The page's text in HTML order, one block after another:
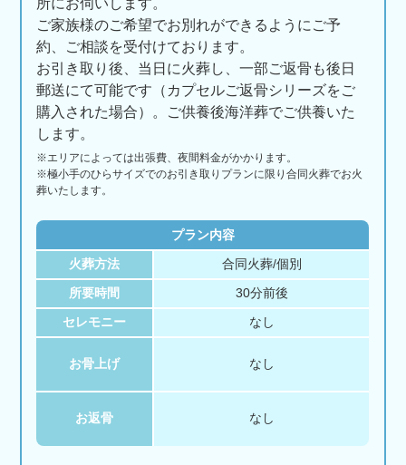
ご家族様のご希望でお別れができるようにご予
約、ご相談を受付けております。
お引き取り後、当日に火葬し、一部ご返骨も後日
郵送にて可能です（カプセルご返骨シリーズをご
購入された場合）。ご供養後海洋葬でご供養いた
します。
※エリアによっては出張費、夜間料金がかかります。
※極小手のひらサイズでのお引き取りプランに限り合同火葬でお火
葬いたします。
プラン内容
火葬方法 合同火葬/個別
所要時間 30分前後
セレモニー なし
お骨上げ なし
お返骨 なし